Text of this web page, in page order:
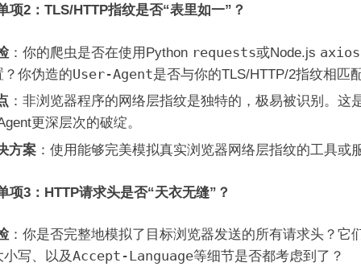
项2：TLS/HTTP指纹是否“表里如一”？
：你的爬虫是否在使用Python requests或Node.js axios
？你伪造的User-Agent是否与你的TLS/HTTP/2指纹相匹
：非浏览器程序的网络层指纹是独特的，极易被识别。这
更深层次的破绽。
方案 ：使用能够完美模拟真实浏览器网络层指纹的工具或
项3：HTTP请求头是否“天衣无缝”？
：你是否完整地模拟了目标浏览器发送的所有请求头？它
写、以及Accept-Language等细节是否都考虑到了？